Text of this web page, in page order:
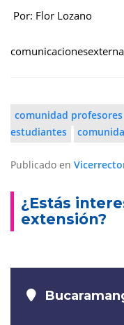
Por: Flor Lozano
comunidad profesores
estudiantes
Publicado en
¿Estás
extensión?